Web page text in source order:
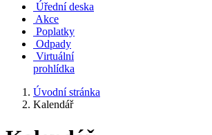
Úřední deska
Akce
Poplatky
Odpady
Virtuální
prohlídka
Úvodní stránka
Kalendář